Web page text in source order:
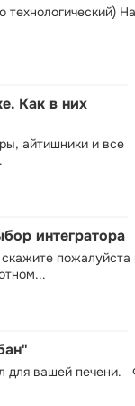
технологический) На
Как в них
айтишники и все
интегратора
пожалуйста
для вашей печени.